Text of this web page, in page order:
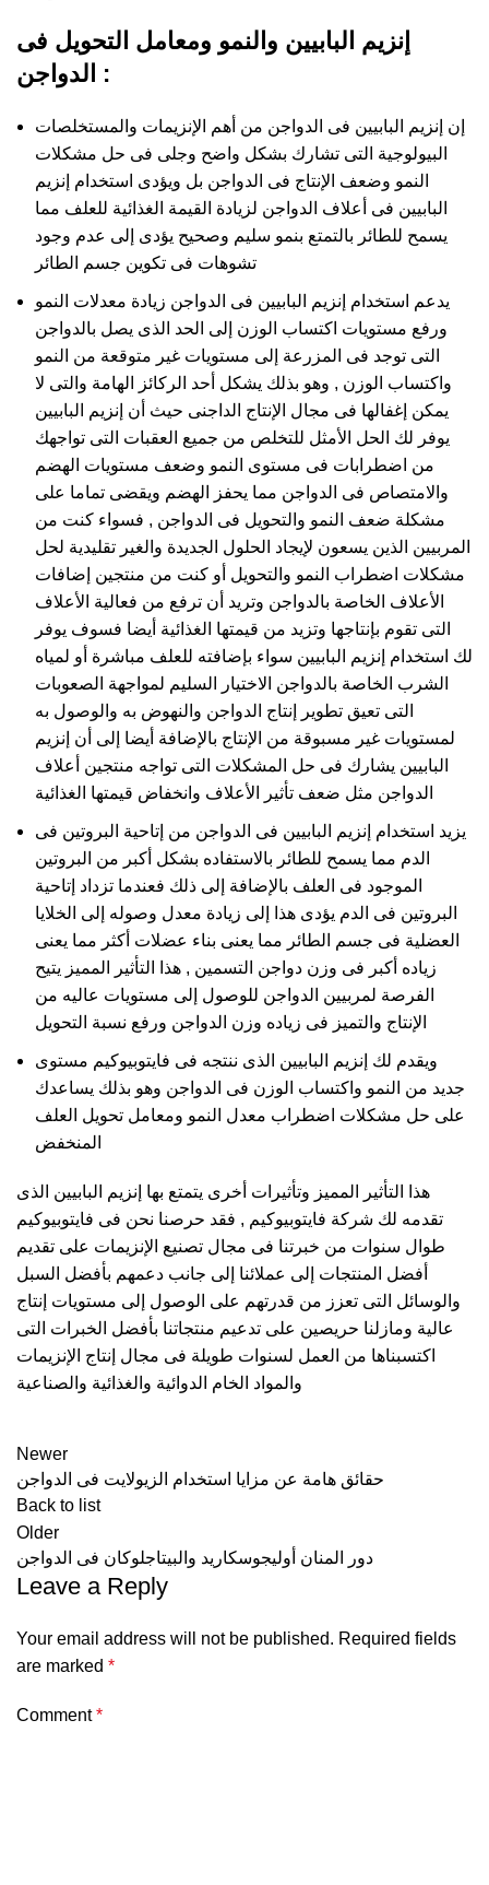
إنزيم البابيين والنمو ومعامل التحويل فى
الدواجن :
إن إنزيم البابيين فى الدواجن من أهم الإنزيمات والمستخلصات
البيولوجية التى تشارك بشكل واضح وجلى فى حل مشكلات
النمو وضعف الإنتاج فى الدواجن بل ويؤدى استخدام إنزيم
البابيين فى أعلاف الدواجن لزيادة القيمة الغذائية للعلف مما
يسمح للطائر بالتمتع بنمو سليم وصحيح يؤدى إلى عدم وجود
تشوهات فى تكوين جسم الطائر
يدعم استخدام إنزيم البابيين فى الدواجن زيادة معدلات النمو
ورفع مستويات اكتساب الوزن إلى الحد الذى يصل بالدواجن
التى توجد فى المزرعة إلى مستويات غير متوقعة من النمو
واكتساب الوزن , وهو بذلك يشكل أحد الركائز الهامة والتى لا
يمكن إغفالها فى مجال الإنتاج الداجنى حيث أن إنزيم البابيين
يوفر لك الحل الأمثل للتخلص من جميع العقبات التى تواجهك
من اضطرابات فى مستوى النمو وضعف مستويات الهضم
والامتصاص فى الدواجن مما يحفز الهضم ويقضى تماما على
مشكلة ضعف النمو والتحويل فى الدواجن , فسواء كنت من
المربيين الذين يسعون لإيجاد الحلول الجديدة والغير تقليدية لحل
مشكلات اضطراب النمو والتحويل أو كنت من منتجين إضافات
الأعلاف الخاصة بالدواجن وتريد أن ترفع من فعالية الأعلاف
التى تقوم بإنتاجها وتزيد من قيمتها الغذائية أيضا فسوف يوفر
لك استخدام إنزيم البابيين سواء بإضافته للعلف مباشرة أو لمياه
الشرب الخاصة بالدواجن الاختيار السليم لمواجهة الصعوبات
التى تعيق تطوير إنتاج الدواجن والنهوض به والوصول به
لمستويات غير مسبوقة من الإنتاج بالإضافة أيضا إلى أن إنزيم
البابيين يشارك فى حل المشكلات التى تواجه منتجين أعلاف
الدواجن مثل ضعف تأثير الأعلاف وانخفاض قيمتها الغذائية
يزيد استخدام إنزيم البابيين فى الدواجن من إتاحية البروتين فى
الدم مما يسمح للطائر بالاستفاده بشكل أكبر من البروتين
الموجود فى العلف بالإضافة إلى ذلك فعندما تزداد إتاحية
البروتين فى الدم يؤدى هذا إلى زيادة معدل وصوله إلى الخلايا
العضلية فى جسم الطائر مما يعنى بناء عضلات أكثر مما يعنى
زياده أكبر فى وزن دواجن التسمين , هذا التأثير المميز يتيح
الفرصة لمربيين الدواجن للوصول إلى مستويات عاليه من
الإنتاج والتميز فى زياده وزن الدواجن ورفع نسبة التحويل
ويقدم لك إنزيم البابيين الذى ننتجه فى فايتوبيوكيم مستوى
جديد من النمو واكتساب الوزن فى الدواجن وهو بذلك يساعدك
على حل مشكلات اضطراب معدل النمو ومعامل تحويل العلف
المنخفض
هذا التأثير المميز وتأثيرات أخرى يتمتع بها إنزيم البابيين الذى
تقدمه لك شركة فايتوبيوكيم , فقد حرصنا نحن فى فايتوبيوكيم
طوال سنوات من خبرتنا فى مجال تصنيع الإنزيمات على تقديم
أفضل المنتجات إلى عملائنا إلى جانب دعمهم بأفضل السبل
والوسائل التى تعزز من قدرتهم على الوصول إلى مستويات إنتاج
عالية ومازلنا حريصين على تدعيم منتجاتنا بأفضل الخبرات التى
اكتسبناها من العمل لسنوات طويلة فى مجال إنتاج الإنزيمات
والمواد الخام الدوائية والغذائية والصناعية
Newer
حقائق هامة عن مزايا استخدام الزيولايت فى الدواجن
Back to list
Older
دور المنان أوليجوسكاريد والبيتاجلوكان فى الدواجن
Leave a Reply
Your email address will not be published. Required fields
are marked *
Comment*